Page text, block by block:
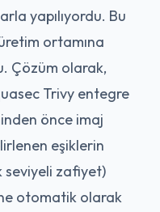
yapılıyordu. Bu
ortamına
Çözüm olarak,
Trivy entegre
önce imaj
eşiklerin
seviyeli zafiyet)
otomatik olarak